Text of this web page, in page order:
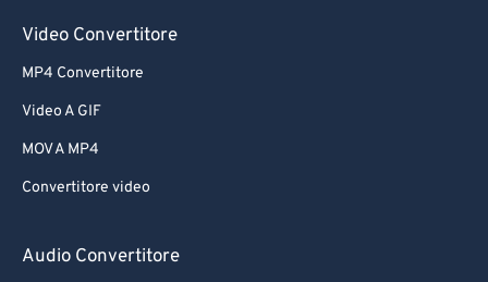
Video Convertitore
MP4 Convertitore
Video A GIF
MOV A MP4
Convertitore video
Audio Convertitore